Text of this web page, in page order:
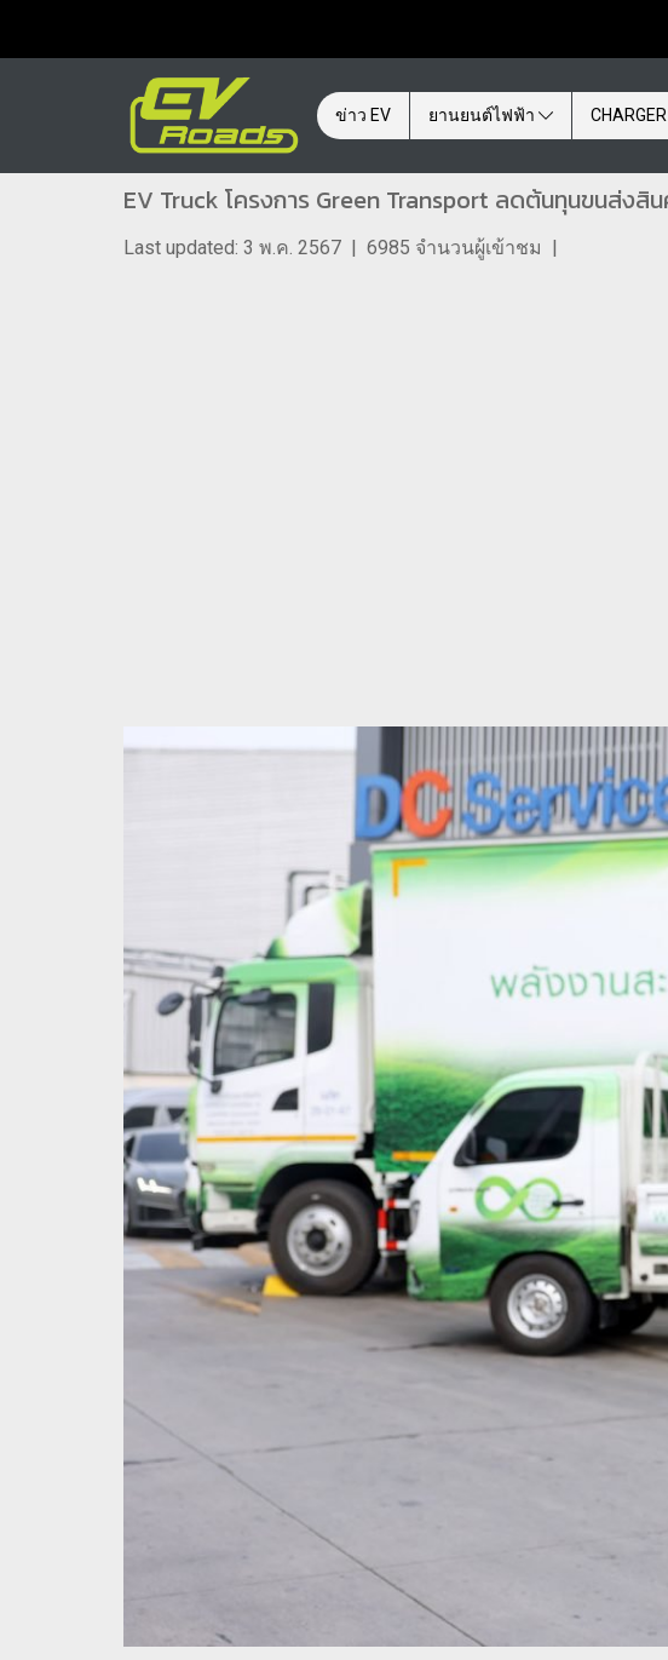
ข่าว EV ยานยนต์ไฟฟ้า
EV Truck โครงการ Green Transport ลดต้นทุนขนส่งสิ
Last updated: 3 พ.ค. 2567 | 6985 จำนวนผู้เข้าชม |